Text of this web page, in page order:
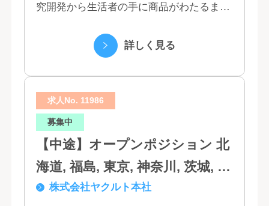
究開発から生活者の手に商品がわたるまで
で、情報のスピード、質、量ともに他社に
詳しく見る
求人No. 11986
募集中
【中途】オープンポジション 北
海道, 福島, 東京, 神奈川, 茨城, 静
岡, 大阪, 兵庫, 福岡, 佐賀
株式会社ヤクルト本社